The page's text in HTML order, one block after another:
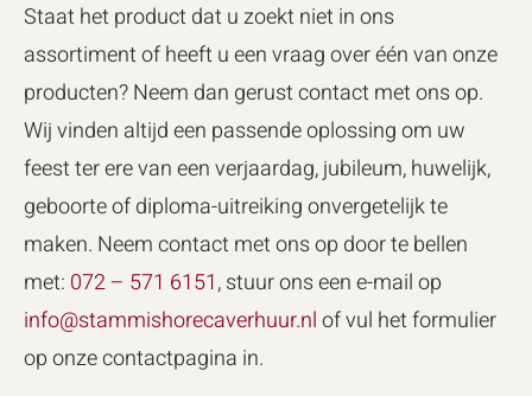
Staat het product dat u zoekt niet in ons
assortiment of heeft u een vraag over één van onze
producten? Neem dan gerust contact met ons op.
Wij vinden altijd een passende oplossing om uw
feest ter ere van een verjaardag, jubileum, huwelijk,
geboorte of diploma-uitreiking onvergetelijk te
maken. Neem contact met ons op door te bellen
met: 072 – 571 6151, stuur ons een e-mail op
info@stammishorecaverhuur.nlof vul het formulier
op onze contactpagina in.